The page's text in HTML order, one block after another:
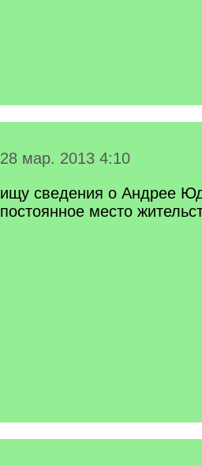
28 мар. 2013 4:10
ищу сведения о Андрее
постоянное место